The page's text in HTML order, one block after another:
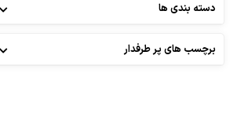
دسته بندی ها
برچسب های پر طرفدار